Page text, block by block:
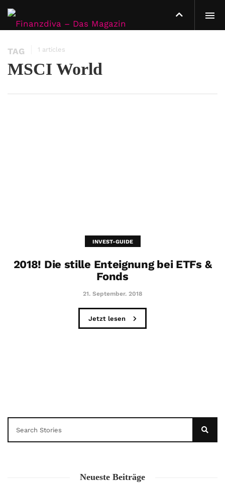
TAG 1 articles
MSCI World
INVEST-GUIDE
2018! Die stille Enteignung bei ETFs &
Fonds
21. September. 2018
Jetzt lesen
Neueste Beiträge